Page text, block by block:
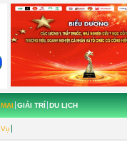
GIẢI TRÍ DU LỊCH